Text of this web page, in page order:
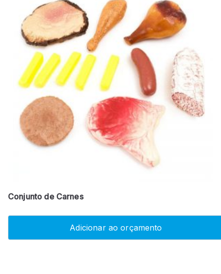
Conjunto de Carnes
Adicionar ao orçamento